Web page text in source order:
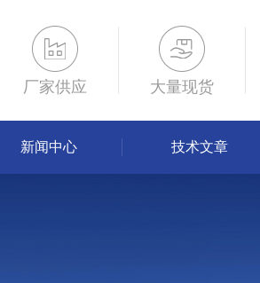
厂家供应 大量现货
新闻中心 技术文章